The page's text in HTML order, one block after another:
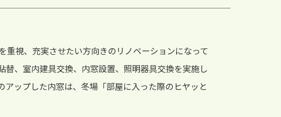
視、充実させたい方向きのリノベーションになって
、室内建具交換、内窓設置、照明器具交換を実施し
ップした内窓は、冬場「部屋に入った際のヒヤッと